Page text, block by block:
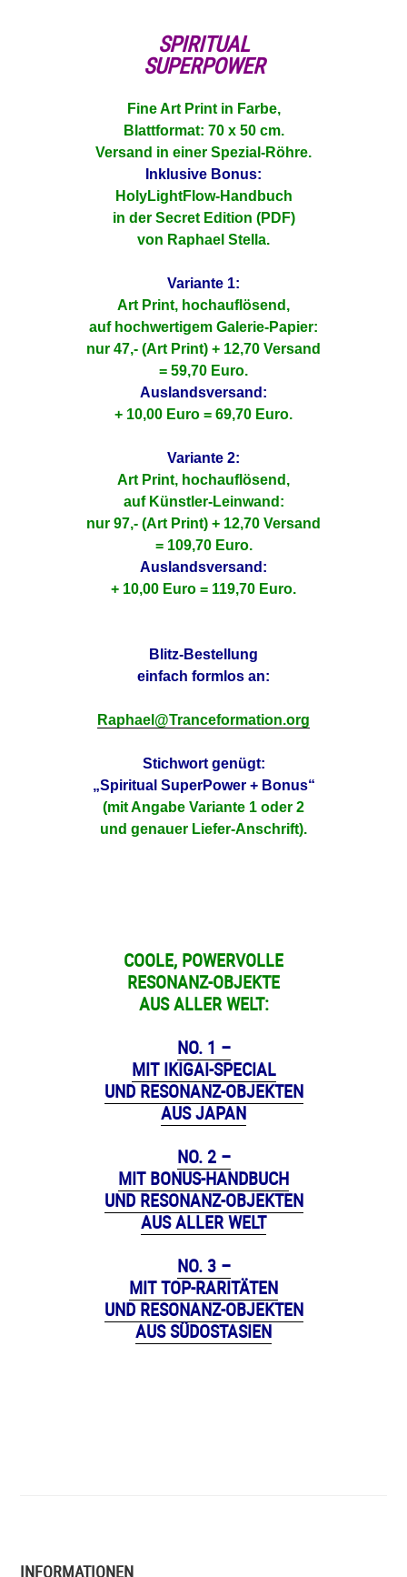
SPIRITUAL
SUPERPOWER
Fine Art Print in Farbe,
Blattformat: 70 x 50 cm.
Versand in einer Spezial-Röhre.
Inklusive Bonus:
HolyLightFlow-Handbuch
in der Secret Edition (PDF)
von Raphael Stella.
Variante 1:
Art Print, hochauflösend,
auf hochwertigem Galerie-Papier:
nur 47,- (Art Print) + 12,70 Versand
= 59,70 Euro.
Auslandsversand:
+ 10,00 Euro = 69,70 Euro.
Variante 2:
Art Print, hochauflösend,
auf Künstler-Leinwand:
nur 97,- (Art Print) + 12,70 Versand
= 109,70 Euro.
Auslandsversand:
+ 10,00 Euro = 119,70 Euro.
Blitz-Bestellung
einfach formlos an:
Raphael@Tranceformation.org
Stichwort genügt:
„Spiritual SuperPower + Bonus“
(mit Angabe Variante 1 oder 2
und genauer Liefer-Anschrift).
COOLE, POWERVOLLE
RESONANZ-OBJEKTE
AUS ALLER WELT:
NO. 1 –
MIT IKIGAI-SPECIAL
UND RESONANZ-OBJEKTEN
AUS JAPAN
NO. 2 –
MIT BONUS-HANDBUCH
UND RESONANZ-OBJEKTEN
AUS ALLER WELT
NO. 3 –
MIT TOP-RARITÄTEN
UND RESONANZ-OBJEKTEN
AUS SÜDOSTASIEN
INFORMATIONEN